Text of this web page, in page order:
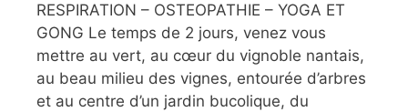
RESPIRATION – OSTEOPATHIE – YOGA ET
GONG Le temps de 2 jours, venez vous
mettre au vert, au cœur du vignoble nantais,
au beau milieu des vignes, entourée d’arbres
et au centre d’un jardin bucolique, du